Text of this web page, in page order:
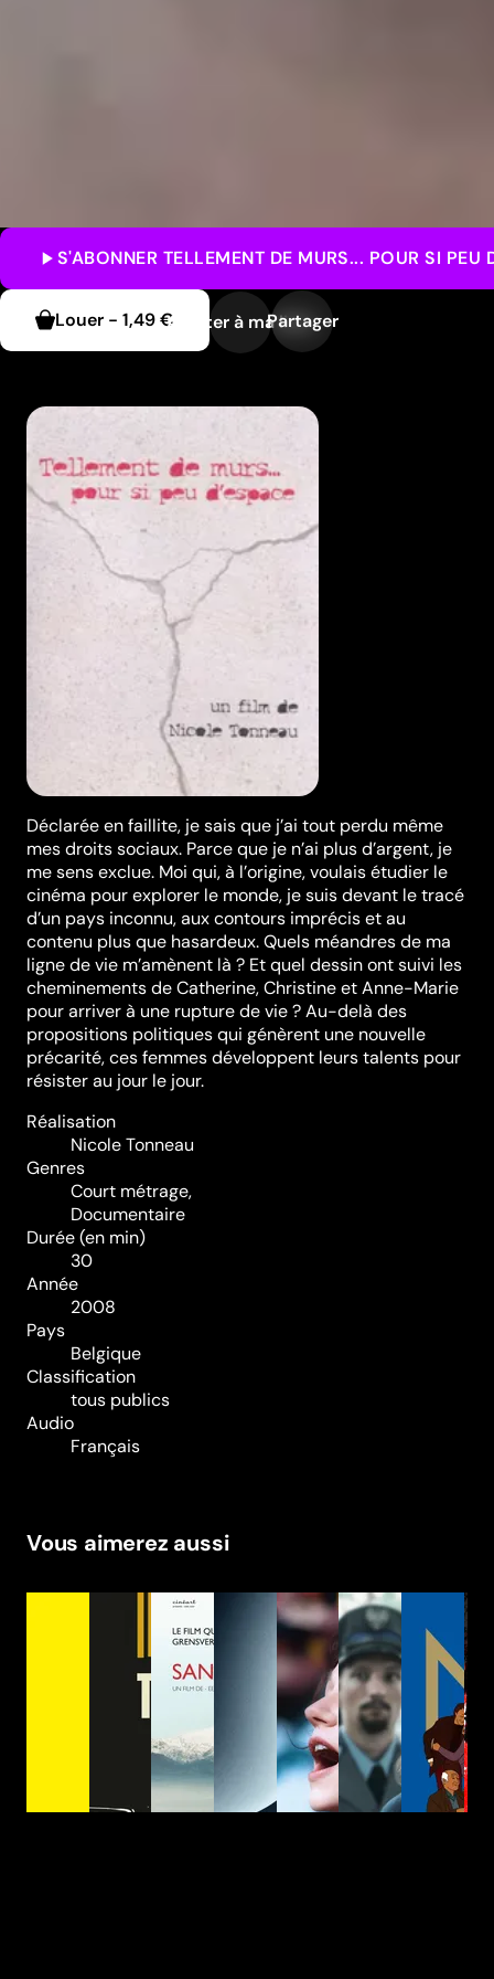
S'ABONNER TELLEMENT DE MURS... POUR SI PEU
Louer - 1,49 €Ajouter à ma liste
Partager
Déclarée en faillite, je sais que j’ai tout perdu même
mes droits sociaux. Parce que je n’ai plus d’argent, je
me sens exclue. Moi qui, à l’origine, voulais étudier le
cinéma pour explorer le monde, je suis devant le tracé
d’un pays inconnu, aux contours imprécis et au
contenu plus que hasardeux. Quels méandres de ma
ligne de vie m’amènent là ? Et quel dessin ont suivi les
cheminements de Catherine, Christine et Anne-Marie
pour arriver à une rupture de vie ? Au-delà des
propositions politiques qui génèrent une nouvelle
précarité, ces femmes développent leurs talents pour
résister au jour le jour.
Réalisation
Nicole Tonneau
Genres
Court métrage,
Documentaire
Durée (en min)
30
Année
2008
Pays
Belgique
Classification
tous publics
Audio
Français
Vous aimerez aussi